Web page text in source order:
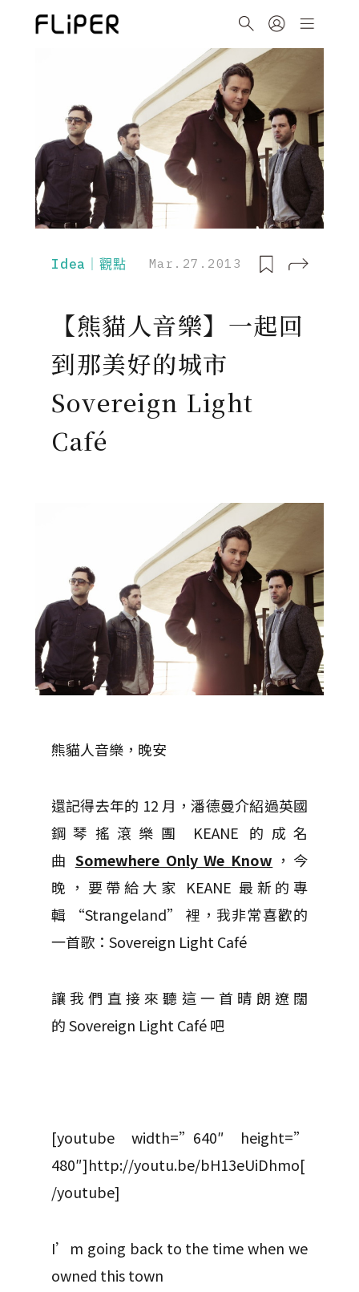
Idea｜觀點 Mar.27.2013
【熊貓人音樂】一起回
到那美好的城市
Sovereign Light
Café
熊貓人音樂，晚安
還記得去年的 12 月，潘德曼介紹過英國
鋼琴搖滾樂團 KEANE 的成名
曲 Somewhere Only We Know ，今
晚，要帶給大家 KEANE 最新的專
輯 “Strangeland” 裡，我非常喜歡的
一首歌：Sovereign Light Café
讓我們直接來聽這一首晴朗遼闊
的 Sovereign Light Café 吧
[youtube width=”640″ height=”
480″]http://youtu.be/bH13eUiDhmo[
/youtube]
I’m going back to the time when we
owned this town